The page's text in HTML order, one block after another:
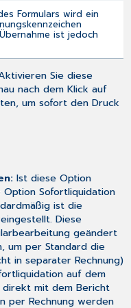
Formulars wird ein
ist jedoch
Sie diese
nach dem Klick auf
um sofort den Druck
Ist diese Option
Sofortliquidation
ist die
Diese
geändert
um per Standard die
in separater Rechnung)
auf dem
mit dem Bericht
per Rechnung werden